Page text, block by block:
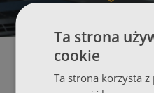
Ta strona
cookie
Ta strona korzysta